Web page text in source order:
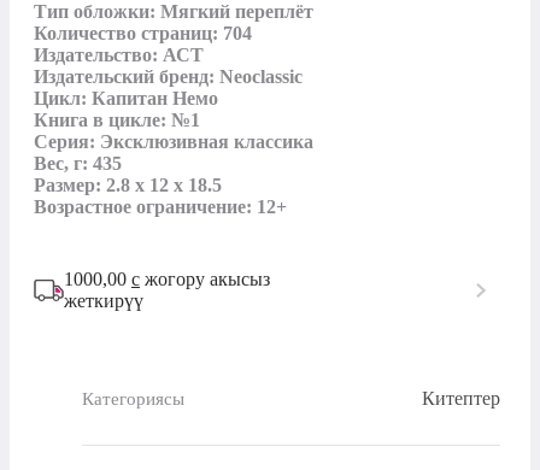
Тип обложки: Мягкий переплёт
Количество страниц: 704
Издательство: АСТ
Издательский бренд: Neoclassic
Цикл: Капитан Немо
Книга в цикле: №1
Серия: Эксклюзивная классика
Вес, г: 435
Размер: 2.8 x 12 x 18.5
Возрастное ограничение: 12+
1000,00 с жогору акысыз
жеткирүү
Категориясы Китептер